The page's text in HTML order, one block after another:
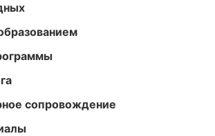
сопровождение